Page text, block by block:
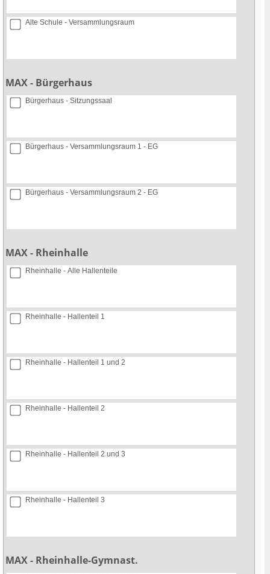
Alte Schule - Versammlungsraum
MAX - Bürgerhaus
Bürgerhaus - Sitzungssaal
Bürgerhaus - Versammlungsraum 1 - EG
Bürgerhaus - Versammlungsraum 2 - EG
MAX - Rheinhalle
Rheinhalle - Alle Hallenteile
Rheinhalle - Hallenteil 1
Rheinhalle - Hallenteil 1 und 2
Rheinhalle - Hallenteil 2
Rheinhalle - Hallenteil 2 und 3
Rheinhalle - Hallenteil 3
MAX - Rheinhalle-Gymnast.